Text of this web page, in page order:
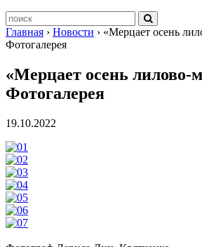
Главная › Новости › «Мерцает осень
Фотогалерея
«Мерцает осень лилово-
Фотогалерея
19.10.2022